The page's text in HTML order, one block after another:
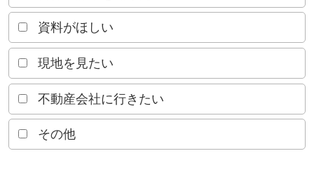
資料がほしい
現地を見たい
不動産会社に行きたい
その他